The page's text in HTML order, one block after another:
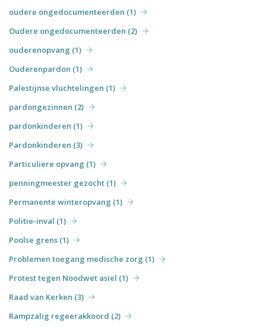
oudere ongedocumenteerden (1)
Oudere ongedocumenteerden (2)
ouderenopvang (1)
Ouderenpardon (1)
Palestijnse vluchtelingen (1)
pardongezinnen (2)
pardonkinderen (1)
Pardonkinderen (3)
Particuliere opvang (1)
penningmeester gezocht (1)
Permanente winteropvang (1)
Politie-inval (1)
Poolse grens (1)
Problemen toegang medische zorg (1)
Protest tegen Noodwet asiel (1)
Raad van Kerken (3)
Rampzalig regeerakkoord (2)